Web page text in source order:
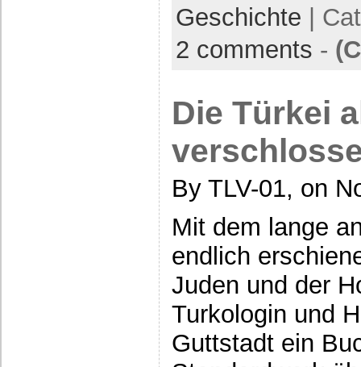
Geschichte |
2 comments -
Die Türkei
By TLV-01, on
Mit dem lange
endlich
Juden und der
Turkologin und
Guttstadt ein